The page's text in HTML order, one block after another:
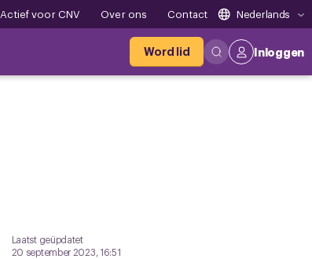
Actief voor CNV Over ons Contact Nederlands
Word lid Inloggen
Laatst geüpdatet
20 september 2023, 16:51